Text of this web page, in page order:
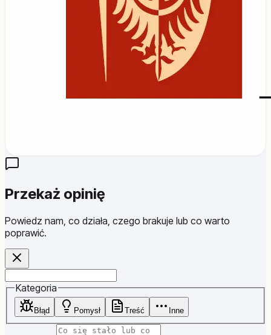
Przekaż opinię
Powiedz nam, co działa, czego brakuje lub co warto
poprawić.
Website
Kategoria
Błąd Pomysł Treść Inne